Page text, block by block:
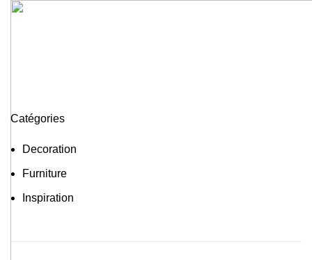
Catégories
Decoration
Furniture
Inspiration